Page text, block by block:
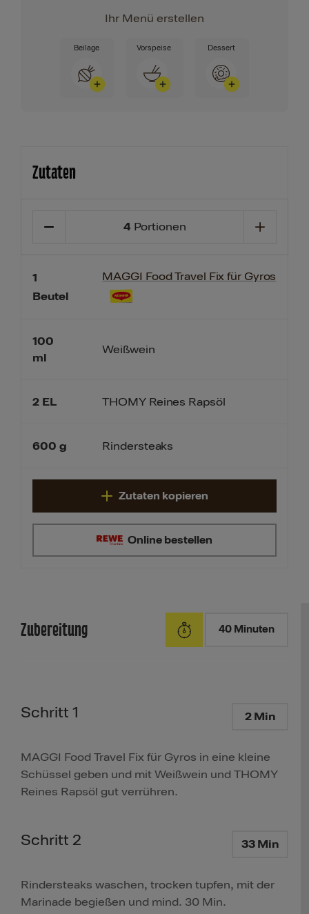
Ihr Menü erstellen
Beilage Vorspeise Dessert
Zutaten
4Portionen
1
Beutel
100
ml
2 EL
600 g
MAGGI Food Travel Fix für Gyros
Weißwein
THOMY Reines Rapsöl
Rindersteaks
Online bestellen
Zutaten kopieren
Zubereitung 40 Minuten
Schritt 1 2 Min
MAGGI Food Travel Fix für Gyros in eine kleine
Schüssel geben und mit Weißwein und THOMY
Reines Rapsöl gut verrühren.
Schritt 2 33 Min
Rindersteaks waschen, trocken tupfen, mit der
Marinade begießen und mind. 30 Min.